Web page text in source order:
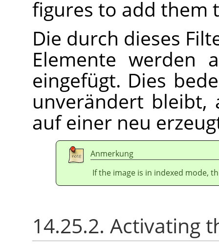
figures to add them
Die durch dieses
Elemente werden
eingefügt. Dies
unverändert bleibt,
auf einer neu
Anmerkung
If the image is in indexed mode,
14.25.2. Activating